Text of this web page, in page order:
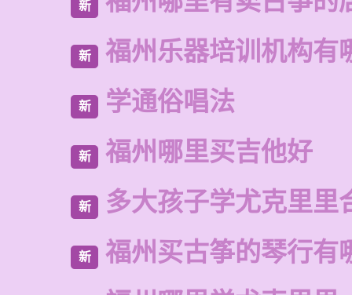
新
新 福州乐器培训机构有
新 学通俗唱法
新 福州哪里买吉他好
新 多大孩子学尤克里里
新 福州买古筝的琴行有